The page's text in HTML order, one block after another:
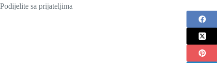
Podijelite sa prijateljima